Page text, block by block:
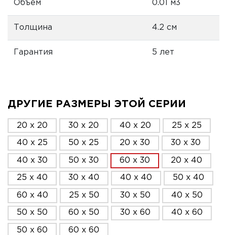
Объем 0.01 м3
Толщина 4.2 см
Гарантия 5 лет
ДРУГИЕ РАЗМЕРЫ ЭТОЙ СЕРИИ
20 x 20 30 x 20 40 x 20 25 x 25
40 x 25 50 x 25 20 x 30 30 x 30
40 x 30 50 x 30 60 x 30 20 x 40
25 x 40 30 x 40 40 x 40 50 x 40
60 x 40 25 x 50 30 x 50 40 x 50
50 x 50 60 x 50 30 x 60 40 x 60
50 x 60 60 x 60